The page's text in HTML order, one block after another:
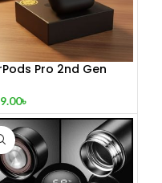
Pro 2nd Gen
৳